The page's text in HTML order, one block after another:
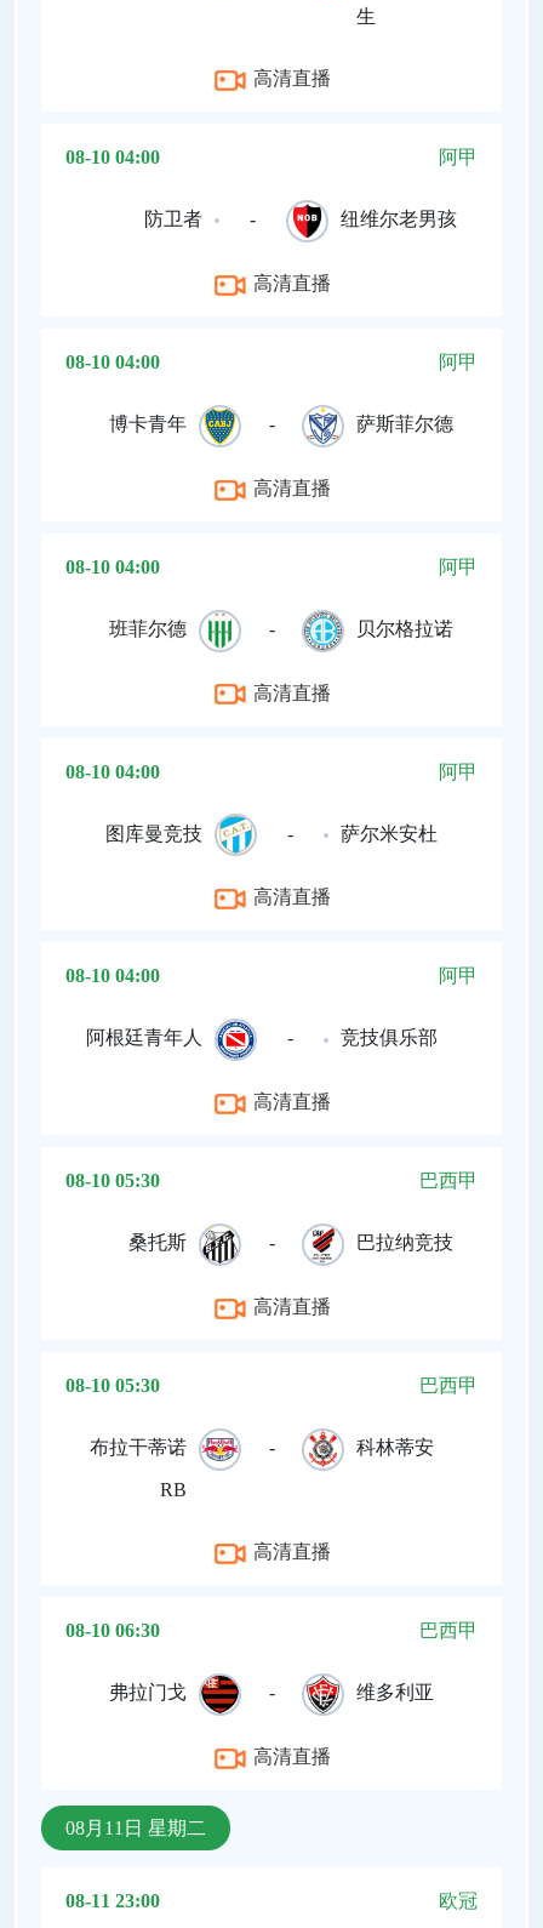
生
高清直播
08-10 04:00 阿甲
防卫者 - 纽维尔老男孩
高清直播
08-10 04:00 阿甲
博卡青年 - 萨斯菲尔德
高清直播
08-10 04:00 阿甲
班菲尔德 - 贝尔格拉诺
高清直播
08-10 04:00 阿甲
图库曼竞技 - 萨尔米安杜
高清直播
08-10 04:00 阿甲
阿根廷青年人 - 竞技俱乐部
高清直播
08-10 05:30 巴西甲
桑托斯 - 巴拉纳竞技
高清直播
08-10 05:30 巴西甲
布拉干蒂诺
RB
- 科林蒂安
高清直播
08-10 06:30 巴西甲
弗拉门戈 - 维多利亚
高清直播
08月11日 星期二
08-11 23:00 欧冠